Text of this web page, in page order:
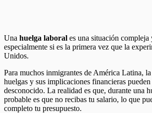
Una huelga laboral es una situación compleja
especialmente si es la primera vez que la
Unidos.
Para muchos inmigrantes de América Latina,
huelgas y sus implicaciones financieras
desconocido. La realidad es que, durante una
probable es que no recibas tu salario, lo que
completo tu presupuesto.